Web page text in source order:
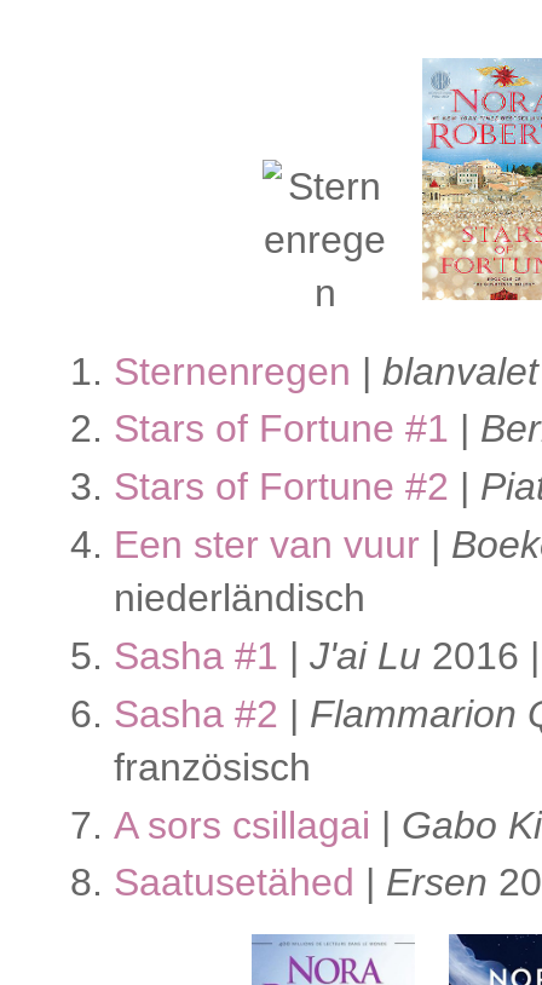
Sternenregen |
Stars of Fortune #1 |
Stars of Fortune #2 |
Een ster van vuur |
niederländisch
Sasha #1 | J'ai Lu 2016
Sasha #2 | Flammarion
französisch
A sors csillagai | Gabo
Saatusetähed | Ersen